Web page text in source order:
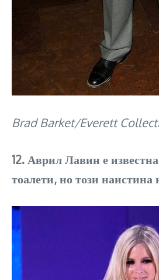
Brad Barket/Everett
12. Аврил Лавин е
тоалети, но този наистина